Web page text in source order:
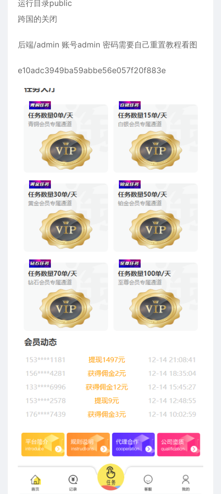
运行目录public
跨国的关闭
后端/admin 账号admin 密码需要自己重置教程看图
e10adc3949ba59abbe56e057f20f883e